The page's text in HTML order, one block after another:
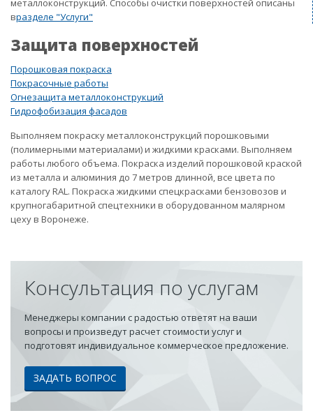
металлоконструкций. Способы очистки поверхностей описаны
вразделе "Услуги"
Защита поверхностей
Порошковая покраска
Покрасочные работы
Огнезащита металлоконструкций
Гидрофобизация фасадов
Выполняем покраску металлоконструкций порошковыми
(полимерными материалами) и жидкими красками. Выполняем
работы любого объема. Покраска изделий порошковой краской
из металла и алюминия до 7 метров длинной, все цвета по
каталогу RAL. Покраска жидкими спецкрасками бензовозов и
крупногабаритной спецтехники в оборудованном малярном
цеху в Воронеже.
Консультация по услугам
Менеджеры компании с радостью ответят на ваши
вопросы и произведут расчет стоимости услуг и
подготовят индивидуальное коммерческое предложение.
ЗАДАТЬ ВОПРОС